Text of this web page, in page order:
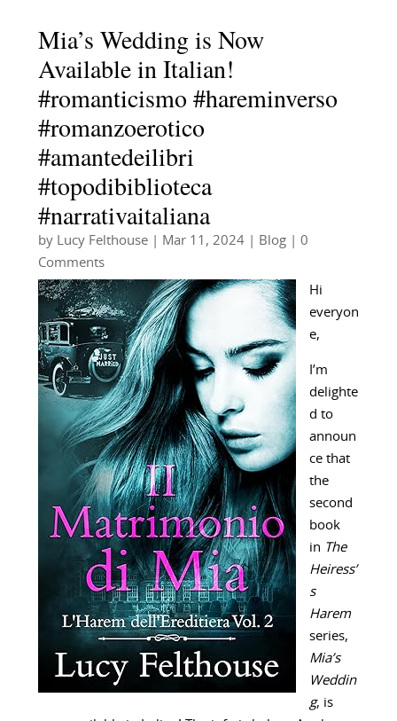
Mia’s Wedding is Now
Available in Italian!
#romanticismo #hareminverso
#romanzoerotico
#amantedeilibri
#topodibiblioteca
#narrativaitaliana
by Lucy Felthouse| Mar 11, 2024| Blog| 0
Comments
Hi
everyon
e,
I’m
delighte
d to
announ
ce that
the
second
book
in The
Heiress’
s
Harem
series,
Mia’s
Weddin
g, is